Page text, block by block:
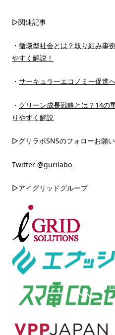
▷関連記事
・ 循環型社会とは？取り組み事
やすく解説！
・ サーキュラーエコノミー促進
・ グリーン成長戦略とは？14の
りやすく解説
▷グリラボSNSのフォローお願い
Twitter @gurilabo
▷アイグリッドグループ